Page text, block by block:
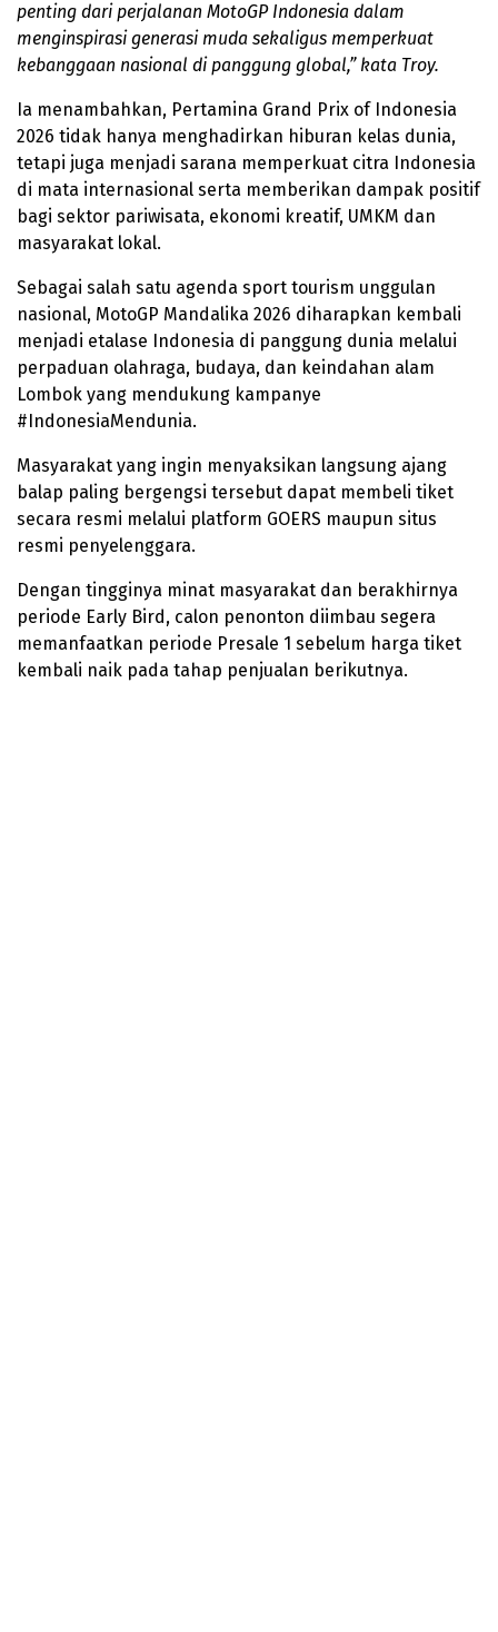
penting dari perjalanan MotoGP Indonesia dalam
menginspirasi generasi muda sekaligus memperkuat
kebanggaan nasional di panggung global,” kata Troy.
Ia menambahkan, Pertamina Grand Prix of Indonesia
2026 tidak hanya menghadirkan hiburan kelas dunia,
tetapi juga menjadi sarana memperkuat citra Indonesia
di mata internasional serta memberikan dampak positif
bagi sektor pariwisata, ekonomi kreatif, UMKM dan
masyarakat lokal.
Sebagai salah satu agenda sport tourism unggulan
nasional, MotoGP Mandalika 2026 diharapkan kembali
menjadi etalase Indonesia di panggung dunia melalui
perpaduan olahraga, budaya, dan keindahan alam
Lombok yang mendukung kampanye
#IndonesiaMendunia.
Masyarakat yang ingin menyaksikan langsung ajang
balap paling bergengsi tersebut dapat membeli tiket
secara resmi melalui platform GOERS maupun situs
resmi penyelenggara.
Dengan tingginya minat masyarakat dan berakhirnya
periode Early Bird, calon penonton diimbau segera
memanfaatkan periode Presale 1 sebelum harga tiket
kembali naik pada tahap penjualan berikutnya.